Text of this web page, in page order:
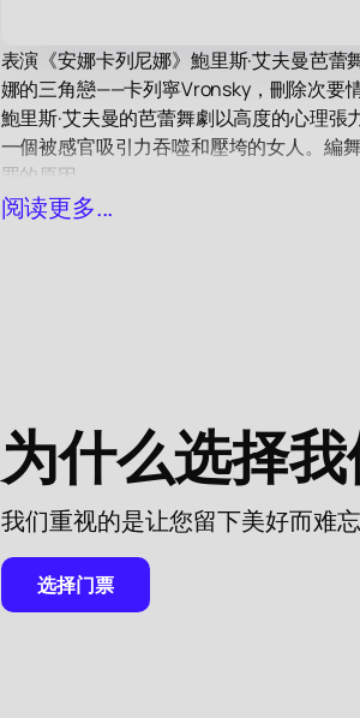
表演《安娜卡列尼娜》鮑里斯·艾夫曼芭
娜的三角戀——卡列寧Vronsky，刪除次要
鮑里斯·艾夫曼的芭蕾舞劇以高度的心理
一個被感官吸引力吞噬和壓垮的女人。編
罪的原因。
國家大劇院為鮑里斯·艾夫曼芭蕾舞劇院
阅读更多...
为什么选择
我们重视的是让您留下美好而难
选择门票